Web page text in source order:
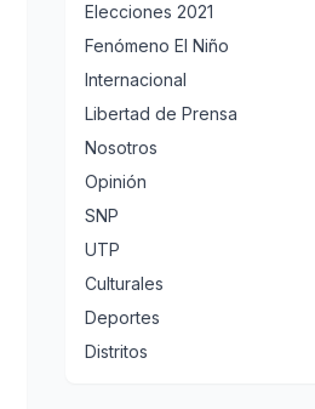
Elecciones 2021
Fenómeno El Niño
Internacional
Libertad de Prensa
Nosotros
Opinión
SNP
UTP
Culturales
Deportes
Distritos